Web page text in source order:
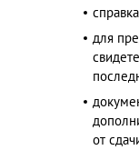
для
от